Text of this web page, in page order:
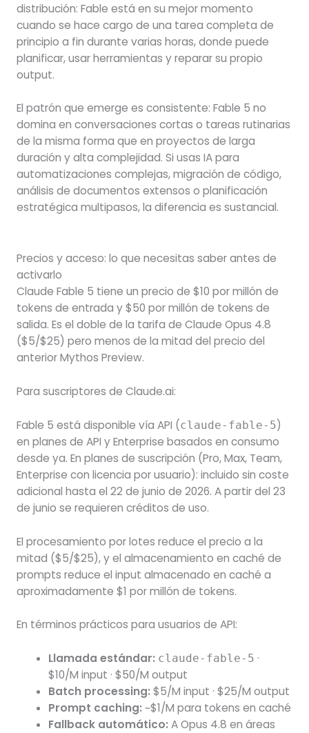
distribución: Fable está en su mejor momento
cuando se hace cargo de una tarea completa de
principio a fin durante varias horas, donde puede
planificar, usar herramientas y reparar su propio
output.
El patrón que emerge es consistente: Fable 5 no
domina en conversaciones cortas o tareas rutinarias
de la misma forma que en proyectos de larga
duración y alta complejidad. Si usas IA para
automatizaciones complejas, migración de código,
análisis de documentos extensos o planificación
estratégica multipasos, la diferencia es sustancial.
Precios y acceso: lo que necesitas saber antes de
activarlo
Claude Fable 5 tiene un precio de $10 por millón de
tokens de entrada y $50 por millón de tokens de
salida. Es el doble de la tarifa de Claude Opus 4.8
($5/$25) pero menos de la mitad del precio del
anterior Mythos Preview.
Para suscriptores de Claude.ai:
Fable 5 está disponible vía API (claude-fable-5)
en planes de API y Enterprise basados en consumo
desde ya. En planes de suscripción (Pro, Max, Team,
Enterprise con licencia por usuario): incluido sin coste
adicional hasta el 22 de junio de 2026. A partir del 23
de junio se requieren créditos de uso.
El procesamiento por lotes reduce el precio a la
mitad ($5/$25), y el almacenamiento en caché de
prompts reduce el input almacenado en caché a
aproximadamente $1 por millón de tokens.
En términos prácticos para usuarios de API:
Llamada estándar: claude-fable-5 ·
$10/M input · $50/M output
Batch processing: $5/M input · $25/M output
Prompt caching: ~$1/M para tokens en caché
Fallback automático: A Opus 4.8 en áreas